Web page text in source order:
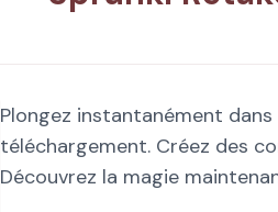
Plongez instantanément
téléchargement. Créez des
Découvrez la magie